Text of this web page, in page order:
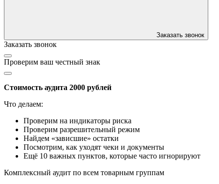
Заказать звонок
Заказать звонок
Проверим ваш честный знак
Стоимость аудита 2000 рублей
Что делаем:
Проверим на индикаторы риска
Проверим разрешительный режим
Найдем «зависшие» остатки
Посмотрим, как уходят чеки и документы
Ещё 10 важных пунктов, которые часто игнорируют
Комплексный аудит по всем товарным группам